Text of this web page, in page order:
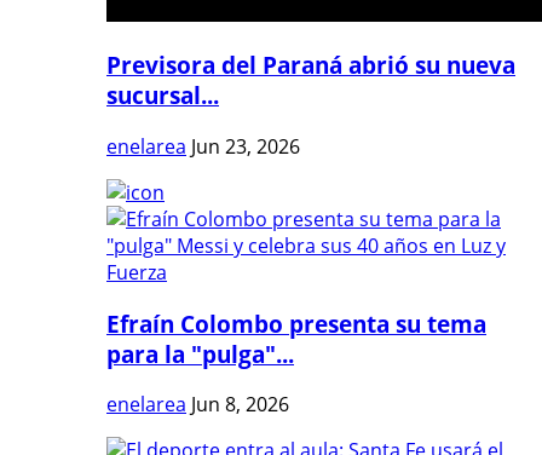
Previsora del Paraná abrió su nueva
sucursal...
enelarea Jun 23, 2026
Efraín Colombo presenta su tema
para la "pulga"...
enelarea Jun 8, 2026